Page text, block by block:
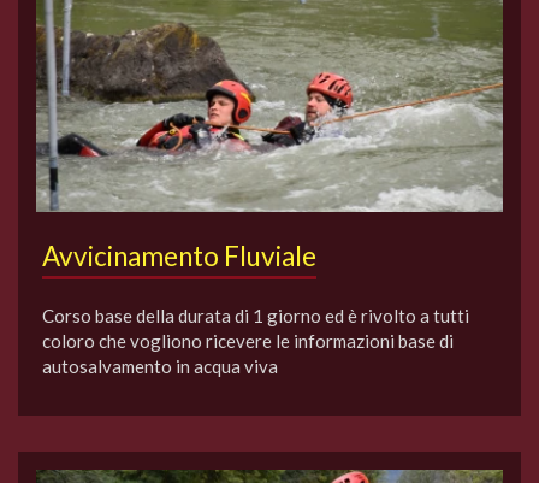
Avvicinamento Fluviale
Corso base della durata di 1 giorno ed è rivolto a tutti
coloro che vogliono ricevere le informazioni base di
autosalvamento in acqua viva